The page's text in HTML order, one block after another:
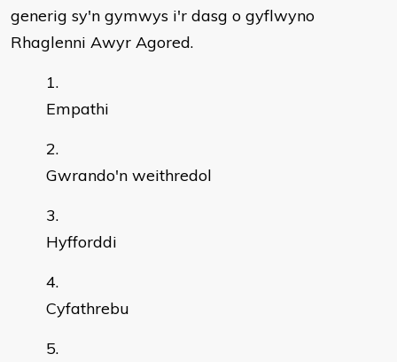
generig sy'n gymwys i'r dasg o gyflwyno
Rhaglenni Awyr Agored.
Empathi
Gwrando'n weithredol
Hyfforddi
Cyfathrebu